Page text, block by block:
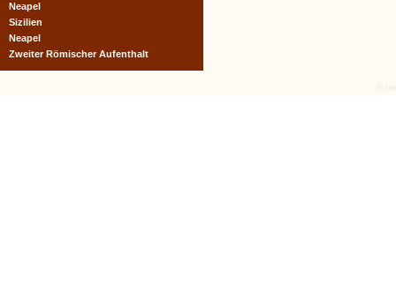
Neapel
Sizilien
Neapel
Zweiter Römischer Aufenthalt